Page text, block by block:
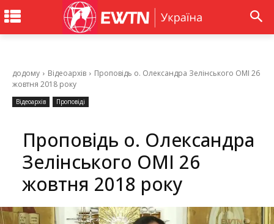
додому Відеоархів
Проповідь о. Олександра Зелінського ОМІ 26
жовтня 2018 року
Відеоархів Проповіді
Проповідь о. Олександра
Зелінського ОМІ 26
жовтня 2018 року